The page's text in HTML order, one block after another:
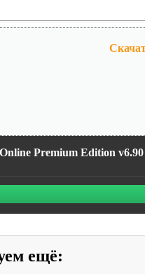
Premium Edition
ещё: